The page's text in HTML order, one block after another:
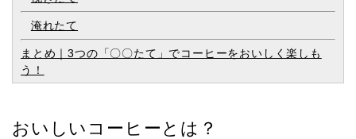
淹れたて
まとめ｜3つの「〇〇たて」でコーヒーをおいしく楽しも
う！
おいしいコーヒーとは？